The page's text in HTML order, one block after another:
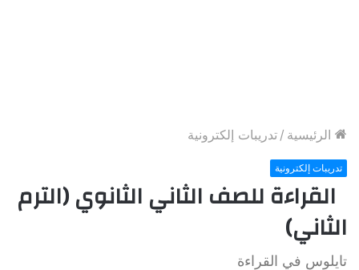
الرئيسية / تدريبات إلكترونية
تدريبات إلكترونية
القراءة للصف الثاني الثانوي (الترم
الثاني)
تايلوس في القراءة